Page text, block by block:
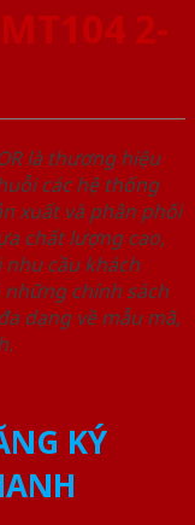
2-
là thương hiệu
các hệ thống
xuất và phân phối
chất lượng cao,
cầu khách
những chính sách
dạng về mẫu mã,
KÝ